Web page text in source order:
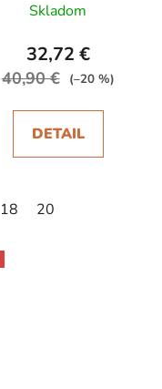
Skladom
32,72 €
40,90 € (–20 %)
DETAIL
18 20